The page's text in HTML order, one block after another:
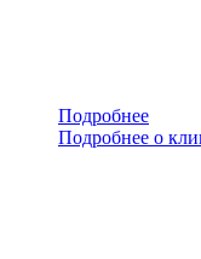
Подробнее
Подробнее о